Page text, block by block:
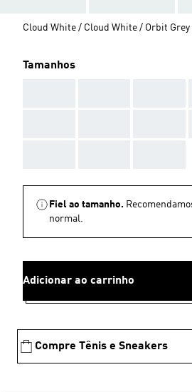
Cloud White / Cloud White / Orbit Grey
Tamanhos
Fiel ao tamanho.
normal.
Adicionar ao carrinho
Compre Tênis e Sneakers